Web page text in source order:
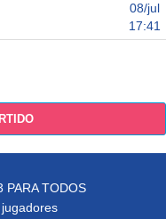
08/jul
17:41
PARA TODOS